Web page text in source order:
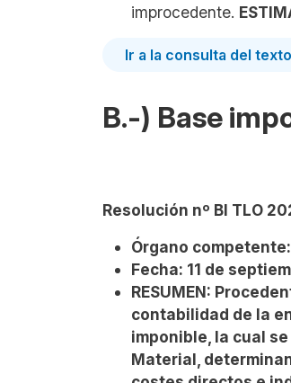
improcedente.
Ir a la consulta del
B.-) Base
Resolución nº BI TLO
Órgano
Fecha: 11 de
RESUMEN:
contabilidad de la
imponible, la cual
Material,